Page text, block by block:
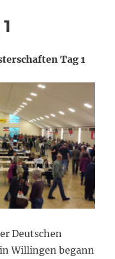
Tag 1
Deutschen
Willingen begann